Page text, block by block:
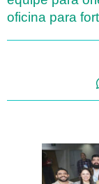
oficina para